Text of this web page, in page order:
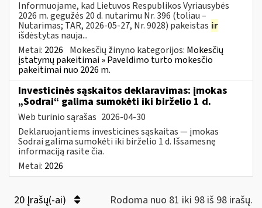
Informuojame, kad Lietuvos Respublikos Vyriausybės
2026 m. gegužės 20 d. nutarimu Nr. 396 (toliau –
Nutarimas; TAR, 2026-05-27, Nr. 9028) pakeistas ir
išdėstytas nauja...
Metai: 2026 Mokesčių žinyno kategorijos: Mokesčių
įstatymų pakeitimai » Paveldimo turto mokesčio
pakeitimai nuo 2026 m.
Investicinės sąskaitos deklaravimas: įmokas
„Sodrai“ galima sumokėti iki birželio 1 d.
Web turinio sąrašas 2026-04-30
Deklaruojantiems investicines sąskaitas — įmokas
Sodrai galima sumokėti iki birželio 1 d. Išsamesnę
informaciją rasite čia.
Metai: 2026
20 Įrašų(-ai) Rodoma nuo 81 iki 98 iš 98 irašų.